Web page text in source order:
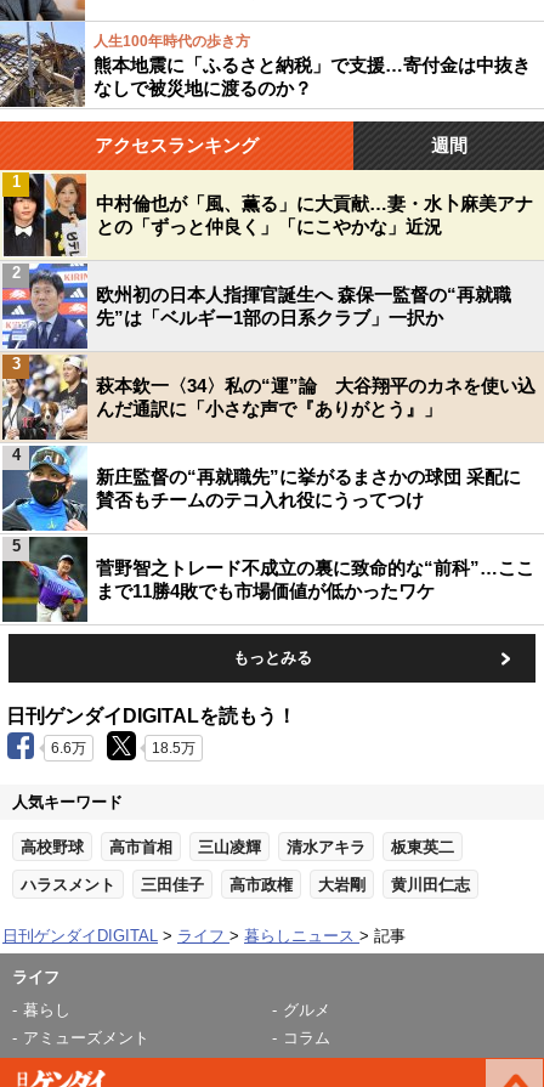
人生100年時代の歩き方
熊本地震に「ふるさと納税」で支援…寄付金は中抜き
なしで被災地に渡るのか？
アクセスランキング 週間
中村倫也が「風、薫る」に大貢献…妻・水卜麻美アナ
との「ずっと仲良く」「にこやかな」近況
1
欧州初の日本人指揮官誕生へ 森保一監督の“再就職
先”は「ベルギー1部の日系クラブ」一択か
2
萩本欽一〈34〉私の“運”論 大谷翔平のカネを使い込
んだ通訳に「小さな声で『ありがとう』」
3
新庄監督の“再就職先”に挙がるまさかの球団 采配に
賛否もチームのテコ入れ役にうってつけ
4
菅野智之トレード不成立の裏に致命的な“前科”…ここ
まで11勝4敗でも市場価値が低かったワケ
5
もっとみる
日刊ゲンダイDIGITALを読もう！
6.6万 18.5万
人気キーワード
高校野球 高市首相 三山凌輝 清水アキラ 板東英二
ハラスメント 三田佳子 高市政権 大岩剛 黄川田仁志
日刊ゲンダイDIGITAL ライフ 暮らしニュース 記事
ライフ
暮らし
グルメ
アミューズメント
コラム